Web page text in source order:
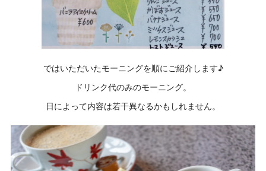
ではいただいたモーニングを順にご紹介します♪
ドリンク代のみのモーニング。
日によって内容は若干異なるかもしれません。